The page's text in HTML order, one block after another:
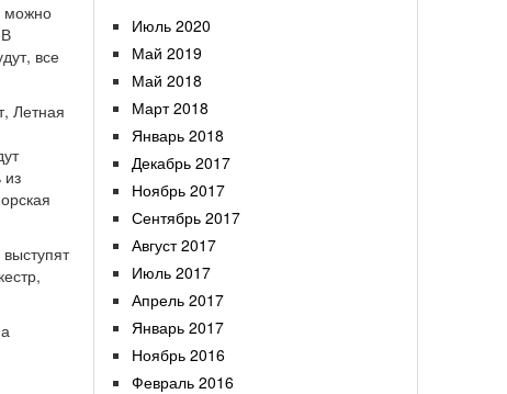
можно
все
Летная
из
Июль 2020
Май 2019
Май 2018
Март 2018
Январь 2018
Декабрь 2017
Ноябрь 2017
Сентябрь 2017
Август 2017
Июль 2017
Апрель 2017
Январь 2017
Ноябрь 2016
Февраль 2016